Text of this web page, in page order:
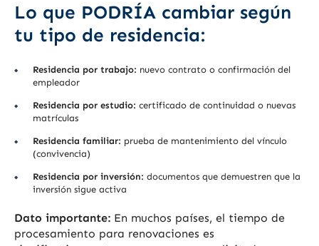
Lo que PODRÍA cambiar según
tu tipo de residencia:
Residencia por trabajo: nuevo contrato o confirmación del
empleador
Residencia por estudio: certificado de continuidad o nuevas
matrículas
Residencia familiar: prueba de mantenimiento del vínculo
(convivencia)
Residencia por inversión: documentos que demuestren que la
inversión sigue activa
Dato importante: En muchos países, el tiempo de
procesamiento para renovaciones es